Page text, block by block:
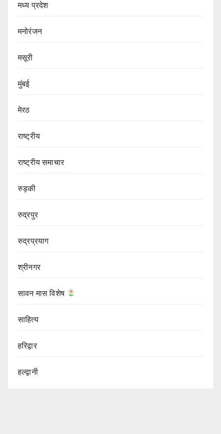
मध्य प्रदेश
मनोरंजन
मसूरी
मुंबई
मेरठ
राष्ट्रीय
राष्ट्रीय समाचार
रुड़की
रुद्रपुर
रुद्रप्रयाग
श्रीनगर
सावन मास विशेष
साहित्य
हरिद्वार
हल्द्वानी